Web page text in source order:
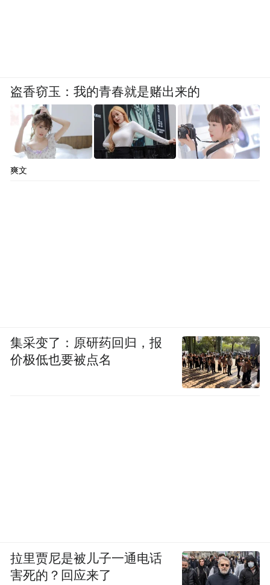
盗香窃玉：我的青春就是赌出来的
爽文
集采变了：原研药回归，报
价极低也要被点名
拉里贾尼是被儿子一通电话
害死的？回应来了